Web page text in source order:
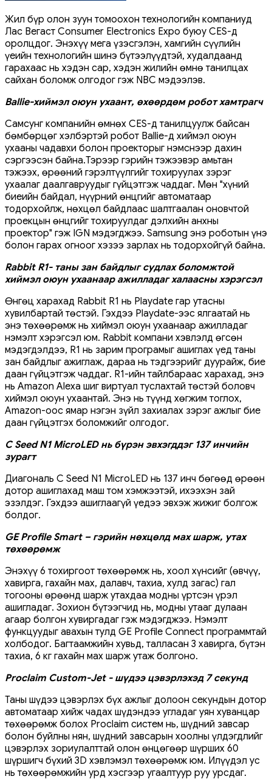
Жил бүр олон зуун томоохон технологийн компаниуд
Лас Вегаст Consumer Electronics Expo буюу CES-д
оролцдог. Энэхүү мега үзэсгэлэн, хамгийн сүүлийн
үеийн технологийн шинэ бүтээлүүдтэй, худалдаанд
гарахаас нь хэдэн сар, хэдэн жилийн өмнө танилцах
сайхан боломж олгодог гэж NBC мэдээлэв.
Ballie-хиймэл оюун ухаант, өхөөрдөм робот хамтрагч
Самсунг компанийн өмнөх CES-д танилцуулж байсан
бөмбөрцөг хэлбэртэй робот Ballie-д хиймэл оюун
ухааны чадавхи болон проекторыг нэмснээр дахин
сэргээсэн байна.Тэрээр гэрийн тэжээвэр амьтан
тэжээх, өрөөний гэрэлтүүлгийг тохируулах зэрэг
ухаалаг даалгавруудыг гүйцэтгэж чаддаг. Мөн "хүний ​​
биеийн байдал, нүүрний өнцгийг автоматаар
тодорхойлж, нөхцөл байдлаас шалтгаалан оновчтой
проекцын өнцгийг тохируулдаг дэлхийн анхны
проектор" гэж IGN мэдэгджээ. Samsung энэ роботын үнэ
болон гарах огноог хэзээ зарлах нь тодорхойгүй байна.
Rabbit R1- таны зан байдлыг судлах боломжтой
хиймэл оюун ухаанаар ажилладаг халаасны хэрэгсэл
Өнгөц харахад Rabbit R1 нь Playdate гар утасны
хувилбартай төстэй. Гэхдээ Playdate-ээс ялгаатай нь
энэ төхөөрөмж нь хиймэл оюун ухаанаар ажилладаг
нэмэлт хэрэгсэл юм. Rabbit компани хэвлэлд өгсөн
мэдэгдэлдээ, R1 нь зарим програмыг ашиглах үед таны
зан байдлыг ажиглаж, дараа нь тэдгээрийг дуурайж, бие
даан гүйцэтгэж чаддаг. R1-ийн тайлбараас харахад, энэ
нь Amazon Alexa шиг виртуал туслахтай төстэй боловч
хиймэл оюун ухаантай. Энэ нь түүнд хөгжим тоглох,
Amazon-оос ямар нэгэн зүйл захиалах зэрэг ажлыг бие
даан гүйцэтгэх боломжийг олгодог.
C Seed N1 MicroLED нь бүрэн эвхэгддэг 137 инчийн
зурагт
Диагональ C Seed N1 MicroLED нь 137 инч бөгөөд өрөөн
дотор ашиглахад маш том хэмжээтэй, ихээхэн зай
эзэлдэг. Гэхдээ ашиглаагүй үедээ эвхэж жижиг болгож
болдог.
GE Profile Smart – гэрийн нөхцөлд мах шарж, утах
төхөөрөмж
Энэхүү 6 тохиргоот төхөөрөмж нь, хоол хүнсийг (өвчүү,
хавирга, гахайн мах, далавч, тахиа, хулд загас) гал
тогооны өрөөнд шарж утахдаа модны үртсэн үрэл
ашигладаг. Зохион бүтээгчид нь, модны утааг дулаан
агаар болгон хувиргадаг гэж мэдэгджээ. Нэмэлт
функцуудыг авахын тулд GE Profile Connect программтай
холбодог. Багтаамжийн хувьд, талласан 3 хавирга, бүтэн
тахиа, 6 кг гахайн мах шарж утаж болгоно.
Proclaim Custom-Jet - шүдээ цэвэрлэхэд 7 секунд
Таны шүдээ цэвэрлэх бүх ажлыг долоон секундын дотор
автоматаар хийж чадах шүдэндээ угладаг уян хуванцар
төхөөрөмж болох Proclaim систем нь, шүдний завсар
болон буйлны нян, шүдний завсарын хоолны үлдэгдлийг
цэвэрлэх зориулалттай олон өнцөгөөр шүрших 60
шүршигч бүхий 3D хэвлэмэл төхөөрөмж юм. Илүүдэл ус
нь төхөөрөмжийн урд хэсгээр угаалтуур руу урсдаг.